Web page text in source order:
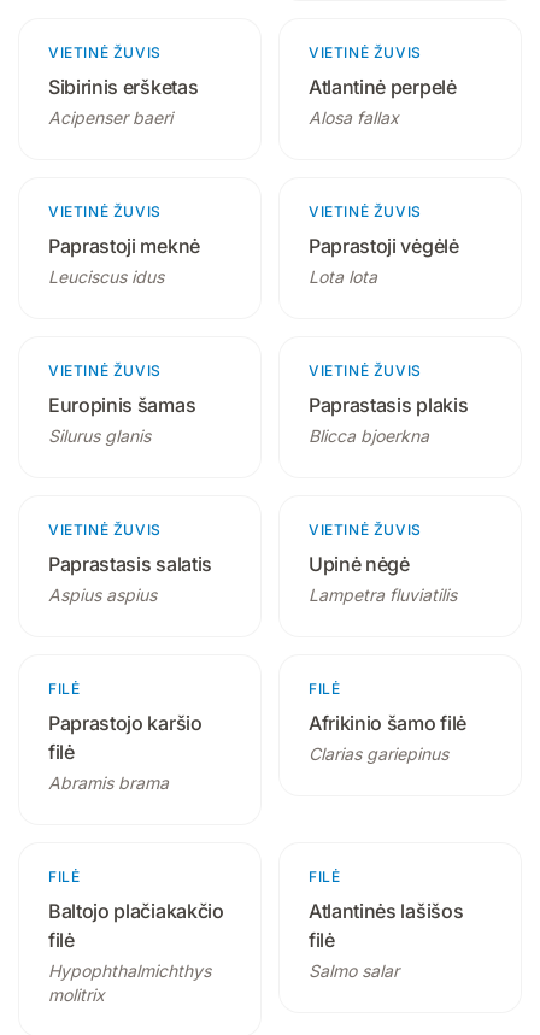
2 produktai
VIETINĖ ŽUVIS
Sibirinis eršketas
Acipenser baeri
2 produktai
VIETINĖ ŽUVIS
Atlantinė perpelė
Alosa fallax
2 produktai
VIETINĖ ŽUVIS
Paprastoji meknė
Leuciscus idus
1 produktas
VIETINĖ ŽUVIS
Paprastoji vėgėlė
Lota lota
2 produktai
VIETINĖ ŽUVIS
Europinis šamas
Silurus glanis
2 produktai
VIETINĖ ŽUVIS
Paprastasis plakis
Blicca bjoerkna
2 produktai
VIETINĖ ŽUVIS
Paprastasis salatis
Aspius aspius
2 produktai
VIETINĖ ŽUVIS
Upinė nėgė
Lampetra fluviatilis
FILĖ
Paprastojo karšio
filė
Abramis brama
FILĖ
Afrikinio šamo filė
Clarias gariepinus
FILĖ
Baltojo plačiakakčio
filė
Hypophthalmichthys
molitrix
FILĖ
Atlantinės lašišos
filė
Salmo salar